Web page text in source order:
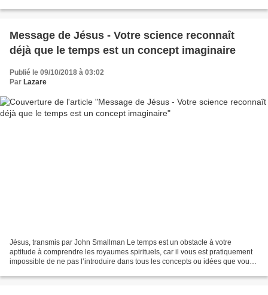
Message de Jésus - Votre science reconnaît
déjà que le temps est un concept imaginaire
Publié le 09/10/2018 à 03:02
Par Lazare
Jésus, transmis par John Smallman Le temps est un obstacle à votre
aptitude à comprendre les royaumes spirituels, car il vous est pratiquement
impossible de ne pas l’introduire dans tous les concepts ou idées que vous